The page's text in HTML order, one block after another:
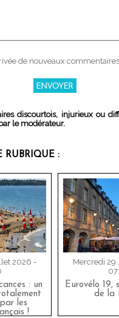
de nouveaux commentaires
discourtois, injurieux ou
le modérateur.
RUBRIQUE :
2026 -
: un
les
!
Mercredi
Eurovélo 19,
de la